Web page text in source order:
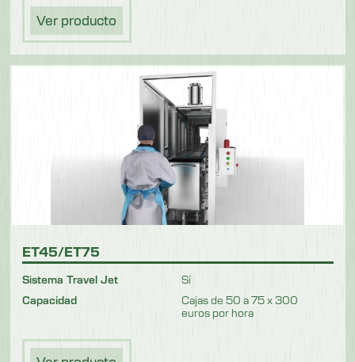
Ver producto
ET45/ET75
Sistema Travel Jet
Sí
Capacidad
Cajas de 50 a 75 x 300
euros por hora